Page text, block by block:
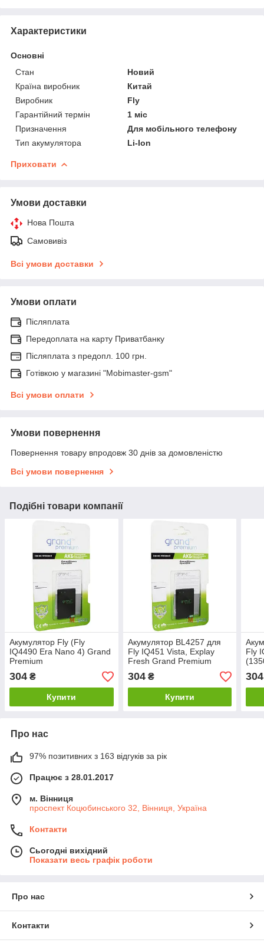
Характеристики
Основні
Стан
Новий
Країна виробник
Китай
Виробник
Fly
Гарантійний термін
1 міс
Призначення
Для мобільного телефону
Тип акумулятора
Li-Ion
Приховати
Умови доставки
Нова Пошта
Самовивіз
Всі умови доставки
Умови оплати
Післяплата
Передоплата на карту Приватбанку
Післяплата з предопл. 100 грн.
Готівкою у магазині "Mobimaster-gsm"
Всі умови оплати
Умови повернення
Повернення товару впродовж 30 днів за домовленістю
Всі умови повернення
Подібні товари компанії
Акумулятор Fly (Fly
IQ4490 Era Nano 4) Grand
Premium
304 ₴
Купити
Акумулятор BL4257 для
Fly IQ451 Vista, Explay
Fresh Grand Premium
304₴
Купити
Fly
304
Про нас
97% позитивних з 163 відгуків за рік
Працює з 28.01.2017
м. Вінниця
проспект Коцюбинського 32, Вінниця, Україна
Контакти
Сьогодні вихідний
Показати весь графік роботи
Про нас
Контакти